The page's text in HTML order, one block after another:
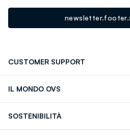
CUSTOMER SUPPORT
IL MONDO OVS
SOSTENIBILITÀ